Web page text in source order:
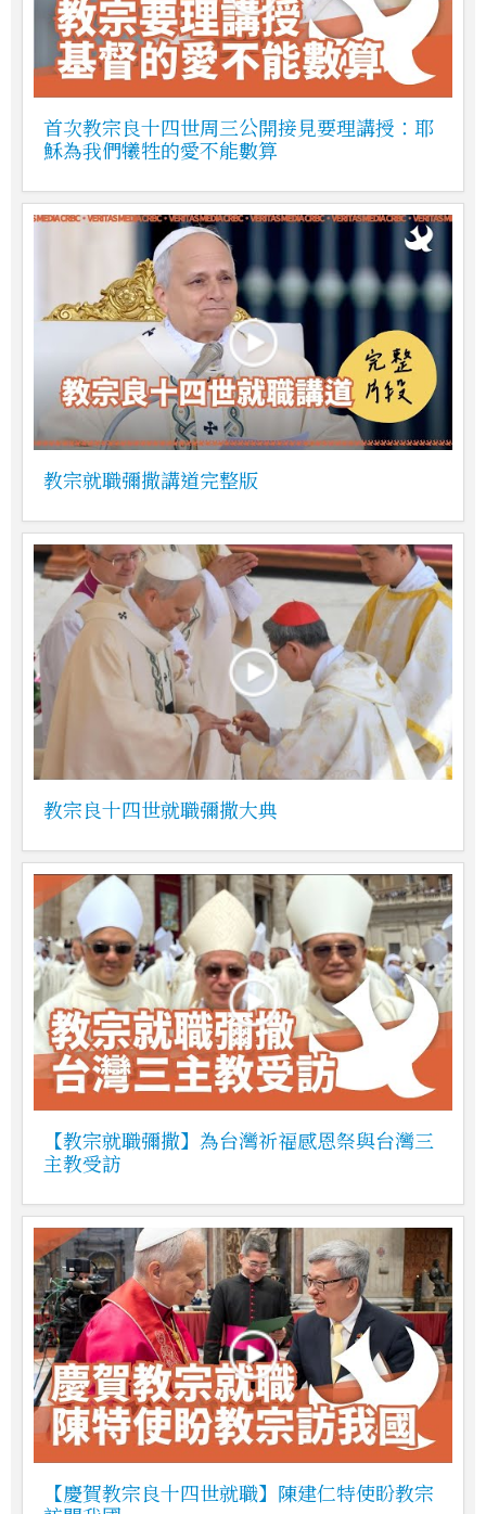
首次教宗良十四世周三公開接見要理講授：耶
穌為我們犧牲的愛不能數算
教宗就職彌撒講道完整版
教宗良十四世就職彌撒大典
【教宗就職彌撒】為台灣祈福感恩祭與台灣三
主教受訪
【慶賀教宗良十四世就職】陳建仁特使盼教宗